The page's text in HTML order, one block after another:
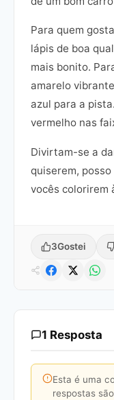
Para quem
lápis de boa
mais bonito.
amarelo
azul para a
vermelho nas
Divirtam-se a
quiserem,
vocês colorirem
3Gostei
1 Resposta
Esta é uma
respostas